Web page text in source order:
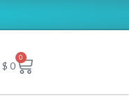
$ 0
0
Carrito